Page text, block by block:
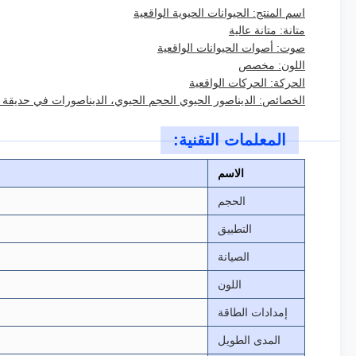
اسم المنتج: الحيوانات الحيوية الواقعية
متانة: متانة عالية
صوت: أصوات الحيوانات الواقعية
اللون: مخصص
الحركة: الحركات الواقعية
الخصائص: الديناصور الحيوي الحجم الحيوي، الديناصورات في حديقة
المعلمات التقنية:
الاسم
الحجم
التطبيق
الصيانة
اللون
إمدادات الطاقة
المدى الطويل